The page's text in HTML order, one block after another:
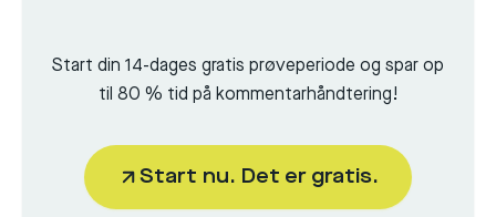
Start din 14-dages gratis prøveperiode og spar op
til 80 % tid på kommentarhåndtering!
Start nu. Det er gratis.